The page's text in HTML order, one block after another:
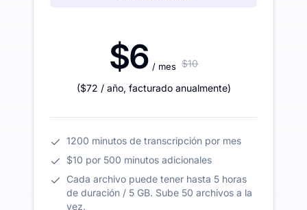
$6 / mes $10
($72 / año, facturado anualmente)
1200 minutos de transcripción por mes
$10 por 500 minutos adicionales
Cada archivo puede tener hasta 5 horas
de duración / 5 GB. Sube 50 archivos a la
vez.